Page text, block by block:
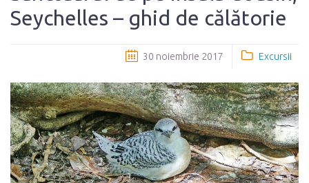
Seychelles – ghid de călătorie
30 noiembrie 2017 Excursii